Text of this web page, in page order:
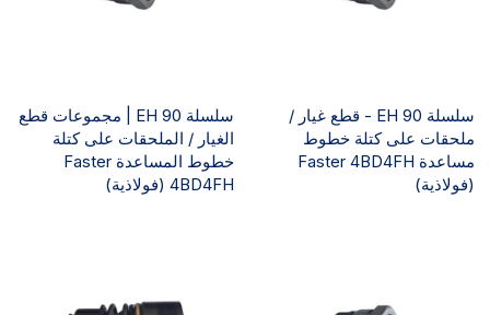
سلسلة EH 90 - قطع غيار /
ملحقات على كتلة خطوط
مساعدة Faster 4BD4FH
(فولاذية)
سلسلة EH 90 | مجموعات قطع
الغيار / الملحقات على كتلة
خطوط المساعدة Faster
4BD4FH (فولاذية)